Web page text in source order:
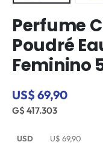
Perfume
Poudré
Feminino
US$ 69,90
G$ 417.303
USD U$ 69,90